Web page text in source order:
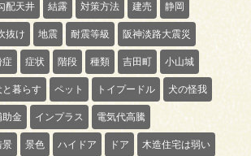
配天井 結露 対策方法 建売 静岡
抜け 地震 耐震等級 阪神淡路大震災
症 症状 階段 種類 吉田町 小山城
と暮らす ペット トイプードル 犬の怪我
助金 インプラス 電気代高騰
景 景色 ハイドア ドア 木造住宅は弱い